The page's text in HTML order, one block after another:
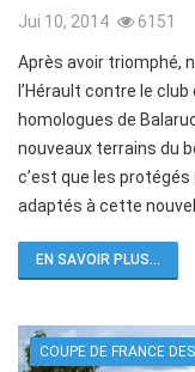
Jui 10, 2014 6151
Après avoir triomphé,
l’Hérault contre le
homologues de
nouveaux terrains du
c’est que les
adaptés à cette
EN SAVOIR PLUS...
COUPE DE FRANCE